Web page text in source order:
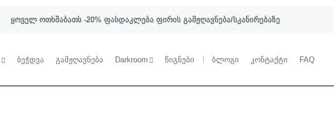
ყოველ ოთხშაბათს -20% ფასდაკლება ფირის გამჟღავნება/სკანირებაზე
ბეჭდვა გამჟღავნება Darkroom წიგნები ბლოგი კონტაქტი FAQ